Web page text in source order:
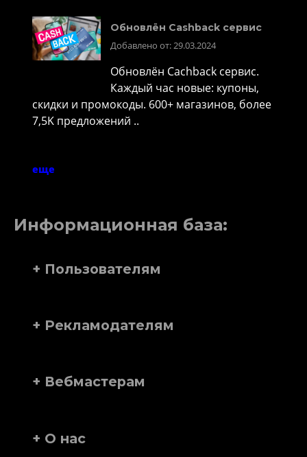
Обновлён Cashback сервис
Добавлено от: 29.03.2024
Обновлён Cachback сервис.
Каждый час новые: купоны,
скидки и промокоды. 600+ магазинов, более
7,5K предложений ..
еще
Информационная база:
+ Пользователям
+ Рекламодателям
+ Вебмастерам
+ О нас